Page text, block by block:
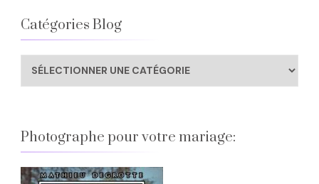
Catégories Blog
Catégories
Blog
Photographe pour votre mariage: